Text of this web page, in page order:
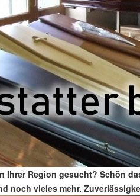
Ihrer Region gesucht? Schön
noch vieles mehr.